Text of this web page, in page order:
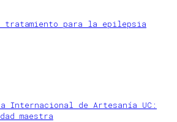
tratamiento para la epilepsia
Internacional de Artesanía UC:
maestra